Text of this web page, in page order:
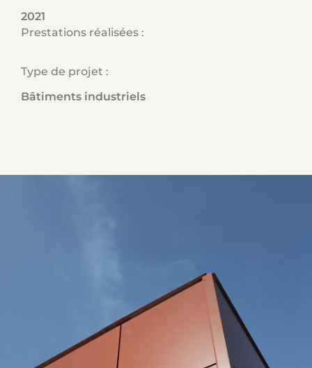
2021
Prestations réalisées :
Type de projet :
Bâtiments industriels